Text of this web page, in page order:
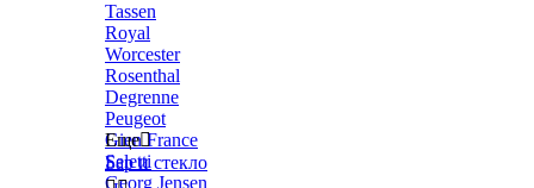
Tassen
Royal
Worcester
Rosenthal
Degrenne
Peugeot
Gien France
Seletti
Georg Jensen
Еще
Бар и стекло